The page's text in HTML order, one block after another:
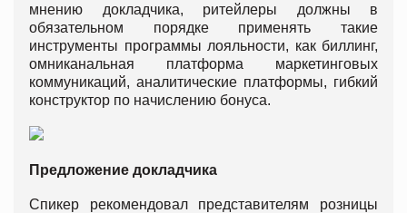
мнению докладчика, ритейлеры должны в
обязательном порядке применять такие
инструменты программы лояльности, как биллинг,
омниканальная платформа маркетинговых
коммуникаций, аналитические платформы, гибкий
конструктор по начислению бонуса.
Предложение докладчика
Спикер рекомендовал представителям розницы